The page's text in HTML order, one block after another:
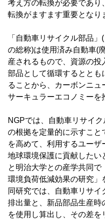
考え方の転換が必要であ
転換がますます重要となり
「自動車リサイクル部品
の総称)は使用済み自動車(
産されるもので、資源の
部品として循環するととも
ることから、カーボンニュ
サーキュラーエコノミーを
NGPでは、自動車リサイ
の根拠を定量的に示すこと
を高めて、利用するユーザ
地球環境保護に貢献したい
と明治大学との産学共同
環境負荷低減効果の研究」
同研究では、自動車リサ
排出量と、新品部品生産
を使用し算出し、その差